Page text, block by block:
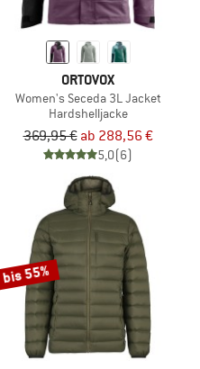
ORTOVOX
Women's Seceda 3L Jacket
Hardshelljacke
369,95 € ab 288,56 €
5,0(6)
bis 55%